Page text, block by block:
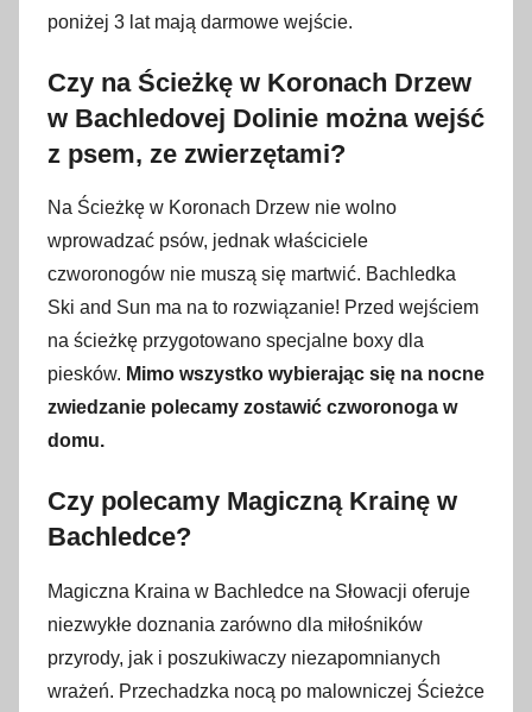
poniżej 3 lat mają darmowe wejście.
Czy na Ścieżkę w Koronach Drzew
w Bachledovej Dolinie można wejść
z psem, ze zwierzętami?
Na Ścieżkę w Koronach Drzew nie wolno
wprowadzać psów, jednak właściciele
czworonogów nie muszą się martwić. Bachledka
Ski and Sun ma na to rozwiązanie! Przed wejściem
na ścieżkę przygotowano specjalne boxy dla
piesków. Mimo wszystko wybierając się na nocne
zwiedzanie polecamy zostawić czworonoga w
domu.
Czy polecamy Magiczną Krainę w
Bachledce?
Magiczna Kraina w Bachledce na Słowacji oferuje
niezwykłe doznania zarówno dla miłośników
przyrody, jak i poszukiwaczy niezapomnianych
wrażeń. Przechadzka nocą po malowniczej Ścieżce